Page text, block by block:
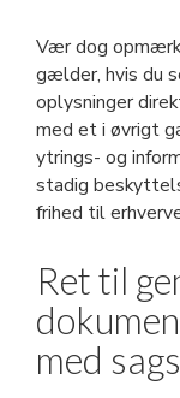
Vær dog
gælder, hvis du
oplysninger
med et i øvrigt
ytrings- og
stadig
frihed til
Ret til
med